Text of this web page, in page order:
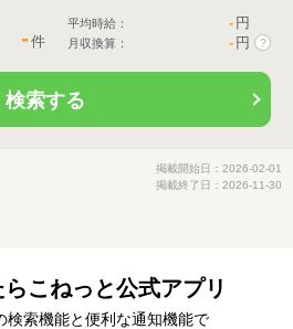
-件
平均時給： - 円
月収換算： - 円 ?
検索する
掲載開始日：2026-02-01
掲載終了日：2026-11-30
らこねっと公式アプリ
検索機能と便利な通知機能で